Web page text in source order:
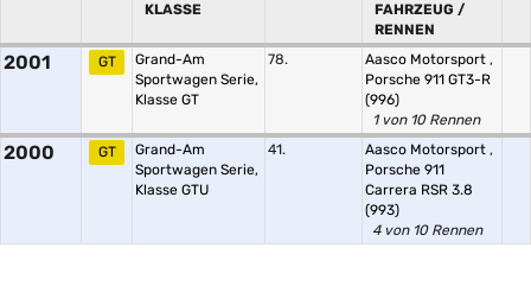
KLASSE
FAHRZEUG /
RENNEN
2001 GT
Grand-Am
Sportwagen Serie,
Klasse GT
78. Aasco Motorsport ,
Porsche 911 GT3-R
(996)
1 von 10 Rennen
2000 GT
Grand-Am
Sportwagen Serie,
Klasse GTU
41. Aasco Motorsport ,
Porsche 911
Carrera RSR 3.8
(993)
4 von 10 Rennen